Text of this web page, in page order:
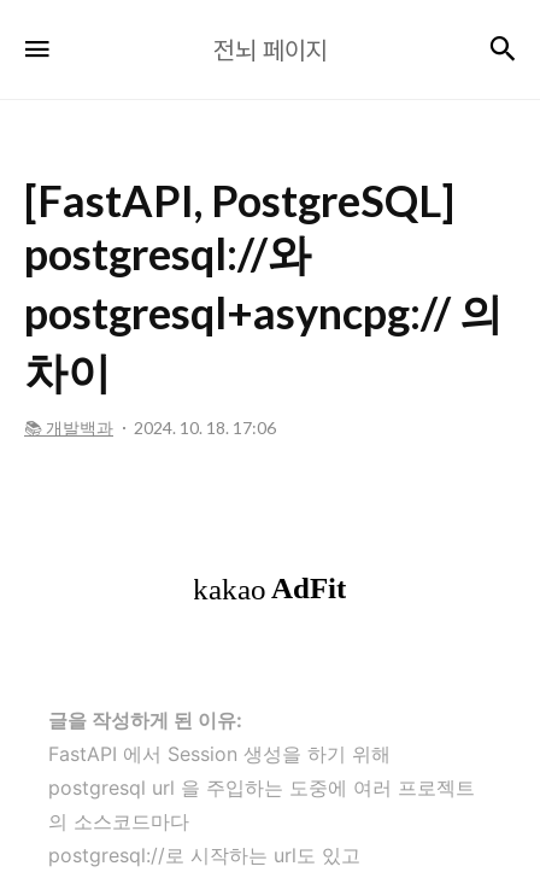
뇌
전뇌 페이지
[FastAPI, PostgreSQL]
postgresql://와
postgresql+asyncpg:// 의
차이
📚 개발백과 2024. 10. 18. 17:06
글을 작성하게 된 이유:
FastAPI 에서 Session 생성을 하기 위해
postgresql url 을 주입하는 도중에 여러 프로젝트
의 소스코드마다
postgresql://로 시작하는 url도 있고